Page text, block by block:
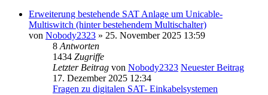
Erweiterung bestehende SAT Anlage um Unicable-
Multiswitch (hinter bestehendem Multischalter)
von Nobody2323 » 25. November 2025 13:59
8Antworten
1434 Zugriffe
Letzter Beitrag von Nobody2323 Neuester Beitrag
17. Dezember 2025 12:34
Fragen zu digitalen SAT- Einkabelsystemen